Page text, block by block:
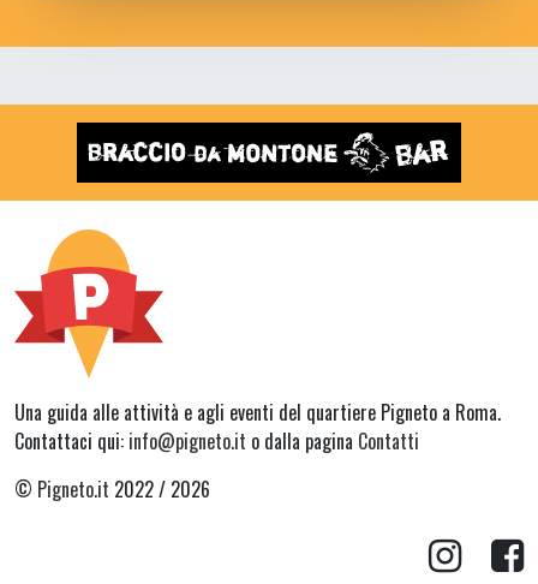
Una guida alle attività e agli eventi del quartiere Pigneto a Roma.
Contattaci qui: info@pigneto.it o dalla pagina Contatti
© Pigneto.it 2022 / 2026